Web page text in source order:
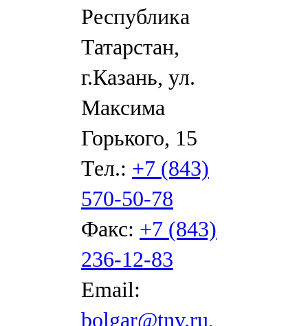
Республика
Татарстан,
г.Казань, ул.
Максима
Горького, 15
Тел.: +7 (843)
570-50-78
Факс: +7 (843)
236-12-83
Email:
bolgar@tnv.ru,